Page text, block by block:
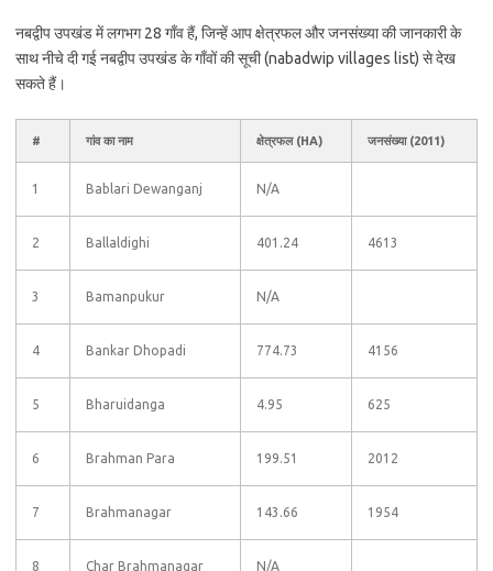
नबद्वीप उपखंड में लगभग 28 गाँव हैं, जिन्हें आप क्षेत्रफल और जनसंख्या की जानकारी के
साथ नीचे दी गई नबद्वीप उपखंड के गाँवों की सूची (nabadwip villages list) से देख
सकते हैं।
# गांव का नाम क्षेत्रफल (HA) जनसंख्या (2011)
1 Bablari Dewanganj N/A
2 Ballaldighi 401.24 4613
3 Bamanpukur N/A
4 Bankar Dhopadi 774.73 4156
5 Bharuidanga 4.95 625
6 Brahman Para 199.51 2012
7 Brahmanagar 143.66 1954
8 Char Brahmanagar N/A